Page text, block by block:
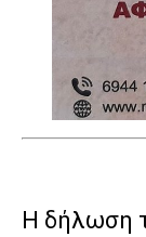
Η δήλωση